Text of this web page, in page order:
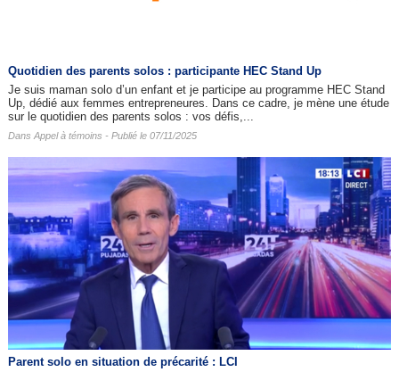
Quotidien des parents solos : participante HEC Stand Up
Je suis maman solo d’un enfant et je participe au programme HEC Stand
Up, dédié aux femmes entrepreneures. Dans ce cadre, je mène une étude
sur le quotidien des parents solos : vos défis,...
Dans Appel à témoins - Publié le 07/11/2025
Parent solo en situation de précarité : LCI